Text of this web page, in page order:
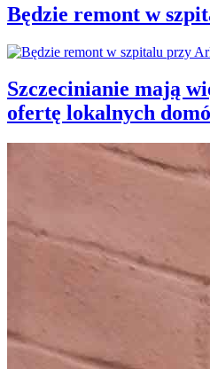
Będzie remont w
Szczecinianie mają
ofertę lokalnych